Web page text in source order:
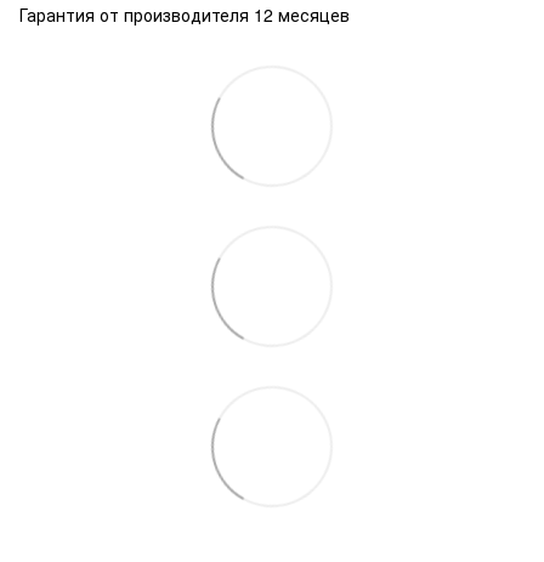
Гарантия от производителя 12 месяцев